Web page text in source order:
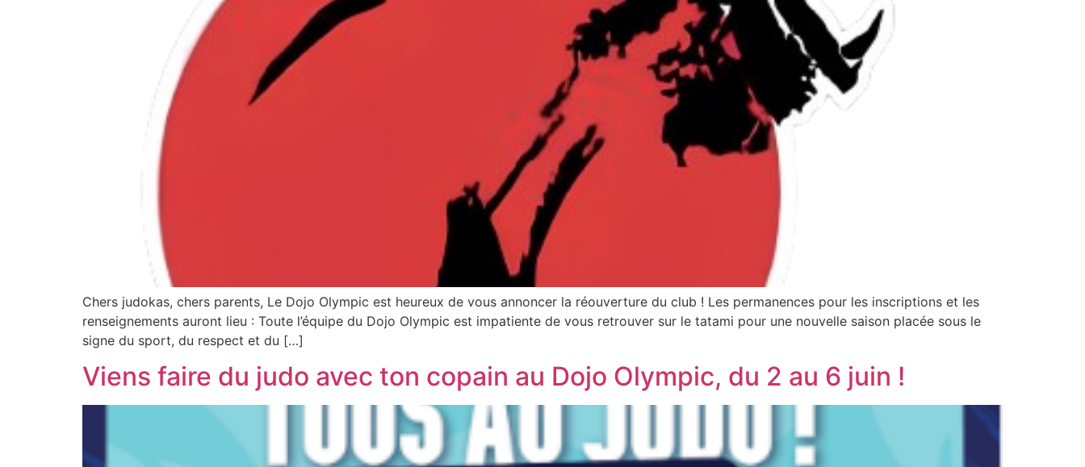
Chers judokas, chers parents, Le Dojo Olympic est heureux de vous annoncer la réouverture du club ! Les permanences pour les inscriptions et les
renseignements auront lieu : Toute l’équipe du Dojo Olympic est impatiente de vous retrouver sur le tatami pour une nouvelle saison placée sous le
signe du sport, du respect et du […]
Viens faire du judo avec ton copain au Dojo Olympic, du 2 au 6 juin !